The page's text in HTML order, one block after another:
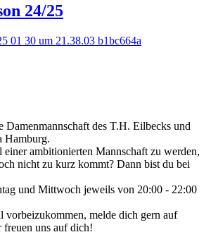
24/25
Damenmannschaft des T.H. Eilbecks und
Hamburg.
ambitionierten Mannschaft zu werden,
nicht zu kurz kommt? Dann bist du bei
und Mittwoch jeweils von 20:00 - 22:00
vorbeizukommen, melde dich gern auf
freuen uns auf dich!